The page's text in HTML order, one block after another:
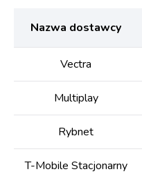
Nazwa dostawcy
Vectra
Multiplay
Rybnet
T-Mobile Stacjonarny